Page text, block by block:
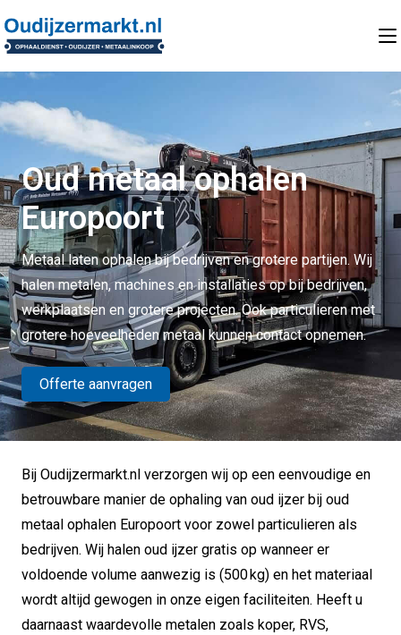
Oud metaal ophalen
Europoort
Metaal laten ophalen bij bedrijven en grotere partijen. Wij
halen metalen, machines en installaties op bij bedrijven,
werkplaatsen en grotere projecten. Ook particulieren met
grotere hoeveelheden metaal kunnen contact opnemen.
Offerte aanvragen
Bij Oudijzermarkt.nl verzorgen wij op een eenvoudige en
betrouwbare manier de ophaling van oud ijzer bij oud
metaal ophalen Europoort voor zowel particulieren als
bedrijven. Wij halen oud ijzer gratis op wanneer er
voldoende volume aanwezig is (500 kg) en het materiaal
wordt altijd gewogen in onze eigen faciliteiten. Heeft u
daarnaast waardevolle metalen zoals koper, RVS,